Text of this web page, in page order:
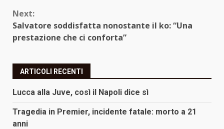
Next:
Salvatore soddisfatta nonostante il ko: “Una
prestazione che ci conforta”
ARTICOLI RECENTI
Lucca alla Juve, così il Napoli dice sì
Tragedia in Premier, incidente fatale: morto a 21
anni